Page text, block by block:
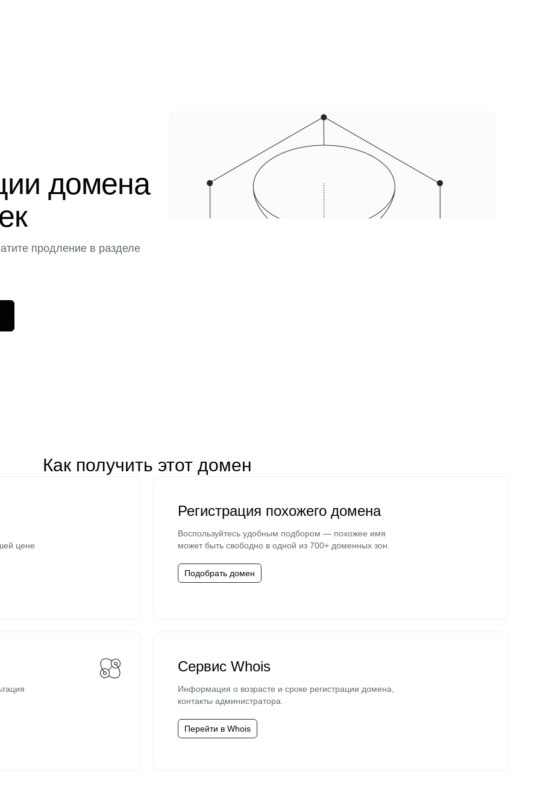
домена
продление в разделе
Как получить этот домен
цене
Регистрация похожего домена
Воспользуйтесь удобным подбором — похожее имя
может быть свободно в одной из 700+ доменных зон.
Подобрать домен
Сервис Whois
Информация о возрасте и сроке регистрации домена,
контакты администратора.
Перейти в Whois